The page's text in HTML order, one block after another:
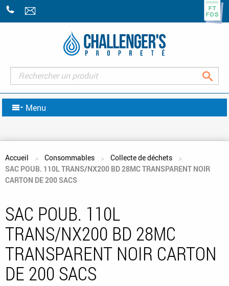
+33
(0)2
47
07
Menu
Vous êtes ici
Accueil Consommables
Collecte de déchets
SAC POUB. 110L TRANS/NX200 BD 28MC TRANSPARENT NOIR
CARTON DE 200 SACS
SAC POUB. 110L
TRANS/NX200 BD 28MC
TRANSPARENT NOIR CARTON
DE 200 SACS